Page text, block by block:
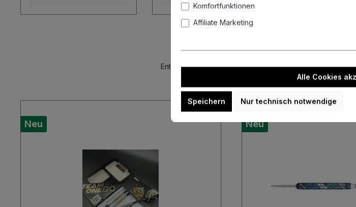
Entdecke unsere aktuellen Auktionen und sichere dir mit
Neu Neu
Komfortfunktionen
Affiliate Marketing
Alle Cookies
Speichern Nur technisch notwendige